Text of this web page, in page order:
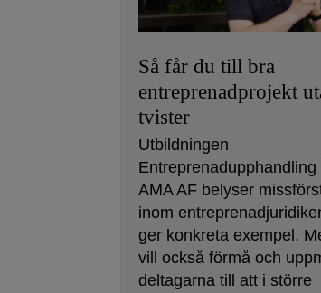
Så får du till bra
entreprenadprojekt
tvister
Utbildningen
Entreprenadupphandling
AMA AF belyser
inom
ger konkreta exempel.
vill också förmå och
deltagarna till att i större